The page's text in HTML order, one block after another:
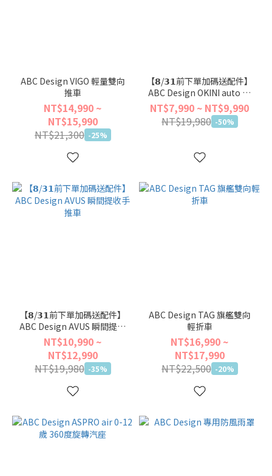
ABC Design VIGO 輕量雙向
推車
NT$14,990 ~
NT$15,990
NT$21,300 -25%
【𝟴/𝟯𝟭前下單加碼送配件】
ABC Design OKINI auto 單
手秒收秒開嬰兒手推車
NT$7,990 ~ NT$9,990
NT$19,980 -50%
【𝟴/𝟯𝟭前下單加碼送配件】
ABC Design AVUS 瞬間提收
手推車
NT$10,990 ~
NT$12,990
NT$19,980 -35%
ABC Design TAG 旗艦雙向
輕折車
NT$16,990 ~
NT$17,990
NT$22,500 -20%